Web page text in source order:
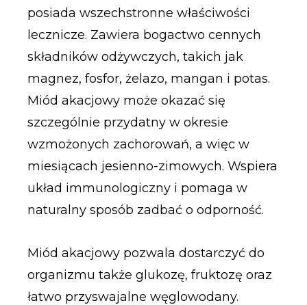
posiada wszechstronne właściwości
lecznicze. Zawiera bogactwo cennych
składników odżywczych, takich jak
magnez, fosfor, żelazo, mangan i potas.
Miód akacjowy może okazać się
szczególnie przydatny w okresie
wzmożonych zachorowań, a więc w
miesiącach jesienno-zimowych. Wspiera
układ immunologiczny i pomaga w
naturalny sposób zadbać o odporność.
Miód akacjowy pozwala dostarczyć do
organizmu także glukozę, fruktozę oraz
łatwo przyswajalne węglowodany.